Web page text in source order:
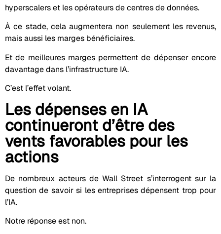
hyperscalers et les opérateurs de centres de données.
À ce stade, cela augmentera non seulement les revenus,
mais aussi les marges bénéficiaires.
Et de meilleures marges permettent de dépenser encore
davantage dans l’infrastructure IA.
C’est l’effet volant.
Les dépenses en IA
continueront d’être des
vents favorables pour les
actions
De nombreux acteurs de Wall Street s’interrogent sur la
question de savoir si les entreprises dépensent trop pour
l’IA.
Notre réponse est non.